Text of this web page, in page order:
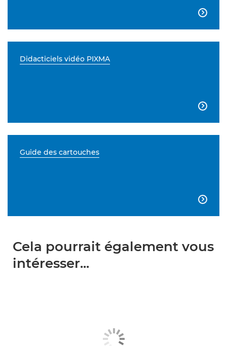

Didacticiels vidéo PIXMA

Guide des cartouches

Cela pourrait également vous
intéresser...